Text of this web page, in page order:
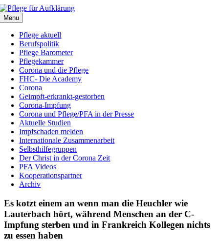
Zum
Inhalt
springen
Menu
Pflege aktuell
Berufspolitik
Pflege Barometer
Pflegekammer
Corona und die Pflege
FHC- Die Academy
Corona
Geimpft-erkrankt-gestorben
Corona-Impfung
Corona und Pflege/PFA in der Presse
Aktuelle Studien
Impfschaden melden
Internationale Zusammenarbeit
Selbsthilfegruppen
Der Christ in der Corona Zeit
PFA Videos
Kooperationspartner
Archiv
Es kotzt einem an wenn man die Heuchler wie
Lauterbach hört, während Menschen an der C-
Impfung sterben und in Frankreich Kollegen nichts
zu essen haben